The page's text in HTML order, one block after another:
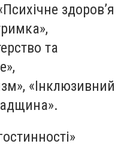
здоров’я
та
«Інклюзивний